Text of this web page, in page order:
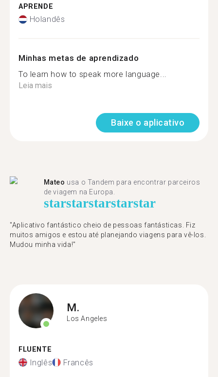
APRENDE
Holandês
Minhas metas de aprendizado
To learn how to speak more language...
Leia mais
Baixe o aplicativo
Mateo usa o Tandem para encontrar parceiros
de viagem na Europa.
starstarstarstarstar
"Aplicativo fantástico cheio de pessoas fantásticas. Fiz
muitos amigos e estou até planejando viagens para vê-los.
Mudou minha vida!"
M.
Los Angeles
FLUENTE
Inglês Francês